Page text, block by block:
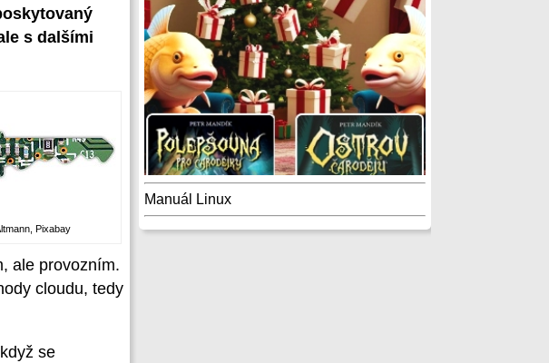
Manuál Linux
s dalšími
Pixabay
ale provozním.
cloudu, tedy
se